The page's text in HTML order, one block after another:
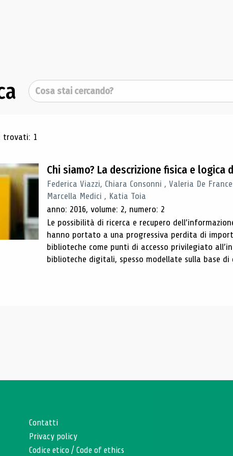
Cerca
di ricerca
trovati: 1
Chi siamo? La descrizione fisica e logica
Federica Viazzi, Chiara Consonni , Valeria De
Marcella Medici , Katia Toia
anno: 2016, volume: 2, numero: 2
Le possibilità di ricerca e recupero
hanno portato a una progressiva perdita di
biblioteche come punti di accesso privilegiato
biblioteche digitali, spesso modellate sulla base di
Contatti
Privacy policy
Codice etico /Code of ethics